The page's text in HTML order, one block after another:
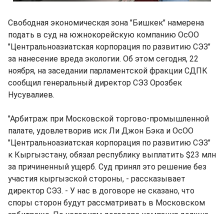
Свободная экономическая зона "Бишкек" намерена
подать в суд на южнокорейскую компанию ОсОО
"Центральноазиатская корпорация по развитию СЭЗ"
за нанесение вреда экологии. Об этом сегодня, 22
ноября, на заседании парламентской фракции СДПК
сообщил генеральный директор СЭЗ Орозбек
Нусувалиев.
"Арбитраж при Московской торгово-промышленной
палате, удовлетворив иск Ли Джон Бэка и ОсОО
"Центральноазиатская корпорация по развитию СЭЗ"
к Кыргызстану, обязал республику выплатить $23 млн
за причиненный ущерб. Суд принял это решение без
участия кыргызской стороны, - рассказывает
директор СЭЗ. - У нас в договоре не сказано, что
споры сторон будут рассматривать в Московском